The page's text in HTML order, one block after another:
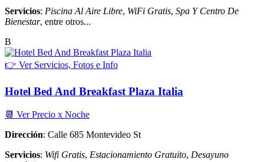
Servicios: Piscina Al Aire Libre, WiFi Gratis, Spa Y Centro De
Bienestar, entre otros...
B
👉 Ver Servicios, Fotos e Info
Hotel Bed And Breakfast Plaza Italia
📆 Ver Precio x Noche
Dirección: Calle 685 Montevideo St
Servicios: Wifi Gratis, Estacionamiento Gratuito, Desayuno